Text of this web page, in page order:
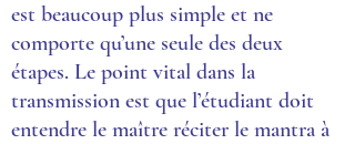
est beaucoup plus simple et ne
comporte qu’une seule des deux
étapes. Le point vital dans la
transmission est que l’étudiant doit
entendre le maître réciter le mantra à